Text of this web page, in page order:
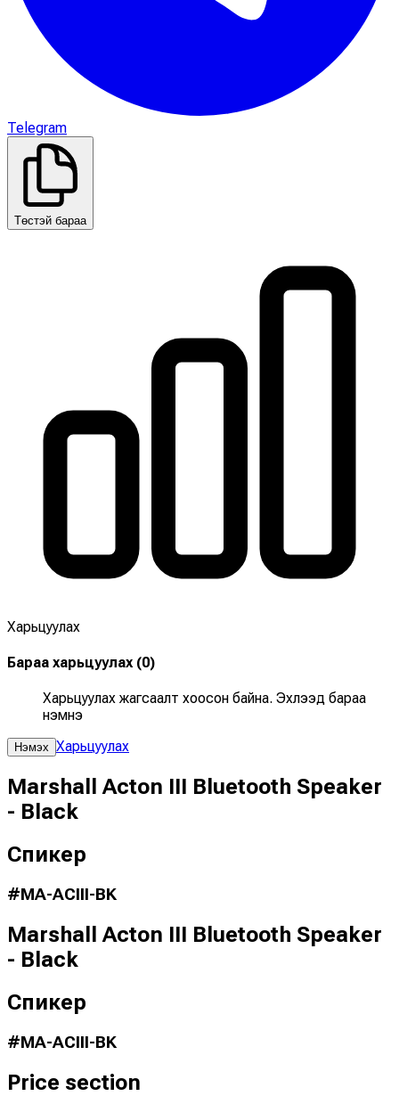
Telegram
Төстэй бараа
Харьцуулах
Бараа харьцуулах(0)
Харьцуулах жагсаалт хоосон байна. Эхлээд бараа
нэмнэ үү
Нэмэх Харьцуулах
Marshall Acton III Bluetooth Speaker
- Black
Спикер
#MA-ACIII-BK
Marshall Acton III Bluetooth Speaker
- Black
Спикер
#MA-ACIII-BK
Price section